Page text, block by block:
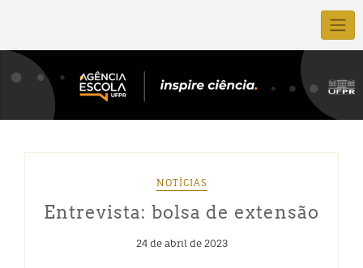
NOTÍCIAS
Entrevista: bolsa de extensão
24 de abril de 2023